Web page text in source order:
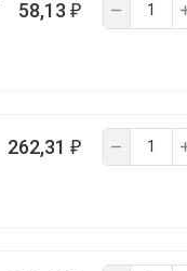
58,13 ₽
262,31 ₽